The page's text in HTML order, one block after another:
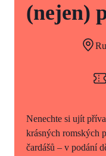
(nejen)
Nenechte si ujít
krásných romských
čardášů – v podání